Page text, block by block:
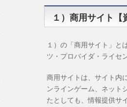
１）商用サイト【
１）の「商用サイト」と
ツ・プロバイダ・ライセ
商用サイトは、サイト内
ンラインゲーム、ネット
たとしても、情報提供サ